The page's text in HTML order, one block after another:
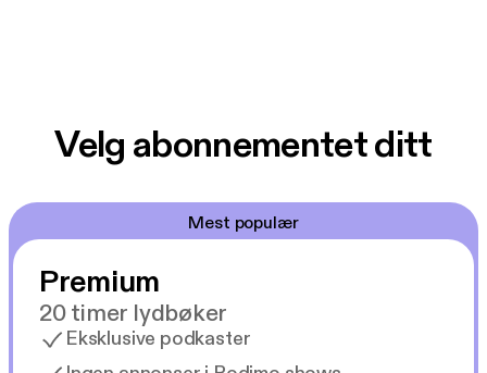
Velg abonnementet ditt
Mest populær
Premium
20 timer lydbøker
Eksklusive podkaster